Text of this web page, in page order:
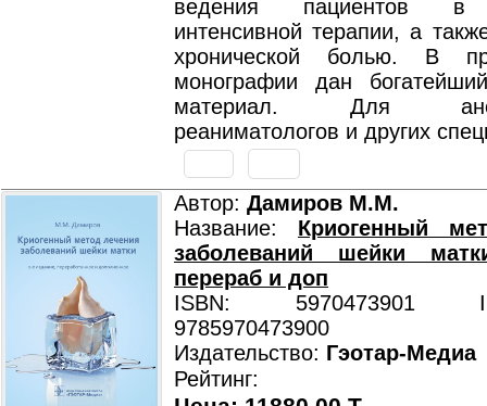
ведения пациентов в
интенсивной терапии, а
хронической болью. В
монографии дан
материал. Для
реаниматологов и других
Автор: Дамиров М.М.
Название: Криогенный
заболеваний шейки
перераб и доп
ISBN: 5970473901
9785970473900
Издательство: Гэотар-Медиа
Рейтинг: